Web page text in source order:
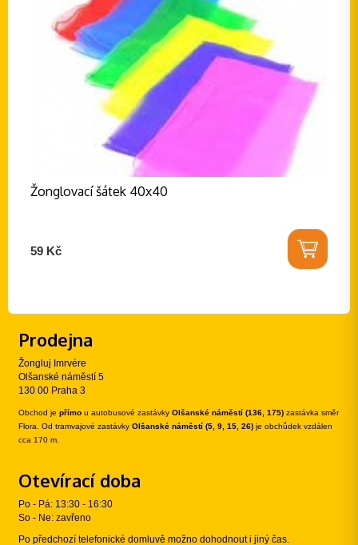
Žonglovací šátek 40x40
59 Kč
Prodejna
Žongluj Imrvére
Olšanské náměstí 5
130 00 Praha 3
Obchod je přímo u autobusové zastávky Olšanské náměstí (136, 175) zastávka směr
Flora. Od tramvajové zastávky Olšanské náměstí (5, 9, 15, 26) je obchůdek vzdálen
cca 170 m.
Otevírací doba
Po - Pá: 13:30 - 16:30
So - Ne: zavřeno
Po předchozí telefonické domluvě možno dohodnout i jiný čas.